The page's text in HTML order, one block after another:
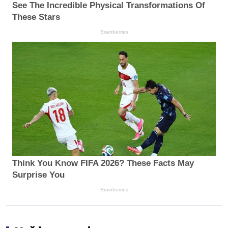
See The Incredible Physical Transformations Of
These Stars
Brainberries
Think You Know FIFA 2026? These Facts May
Surprise You
Brainberries